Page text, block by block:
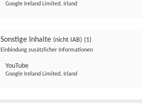
Google Ireland Limited, Irland
Sonstige Inhalte (nicht IAB) (1)
Einbindung zusätzlicher Informationen
YouTube
Google Ireland Limited, Irland